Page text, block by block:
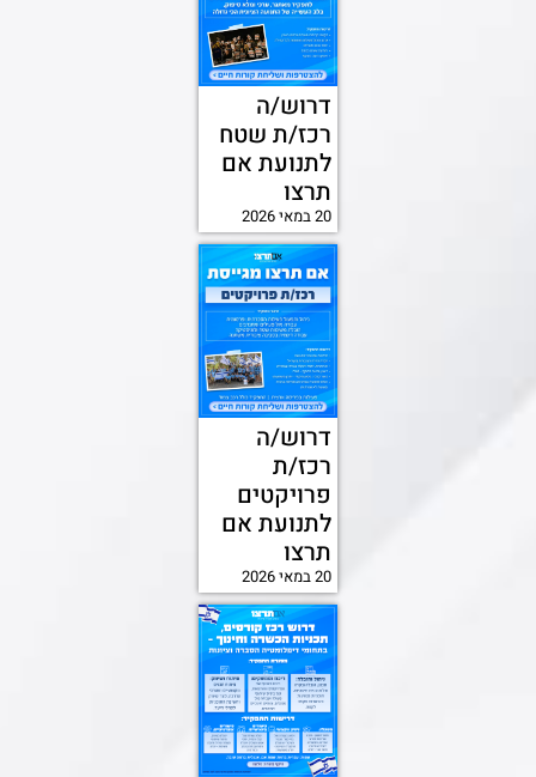
דרוש/ה
רכז/ת שטח
לתנועת אם
תרצו
20 במאי 2026
דרוש/ה
רכז/ת
פרויקטים
לתנועת אם
תרצו
20 במאי 2026